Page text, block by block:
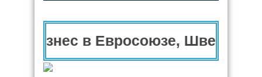
Бизнес в Евросоюзе,